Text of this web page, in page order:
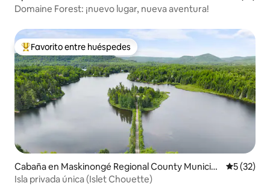
Domaine Forest: ¡nuevo lugar, nueva aventura!
Favorito entre huéspedes preferido
Favorito entre huéspedes
Cabaña en Maskinongé Regional County Municipa
lity
5 (32)
Isla privada única (Islet Chouette)